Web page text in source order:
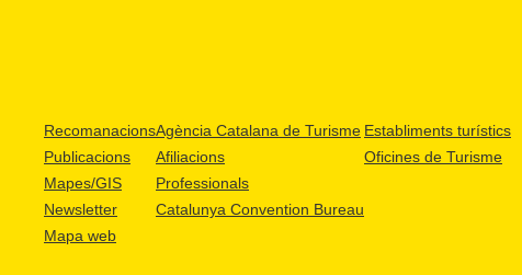
Recomanacions
Publicacions
Mapes/GIS
Newsletter
Mapa web
Agència Catalana de Turisme
Afiliacions
Professionals
Catalunya Convention Bureau
Establiments turístics
Oficines de Turisme